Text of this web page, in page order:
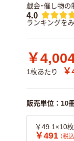
戯会・催し物の
4.0
ランキングを
￥
1枚あたり
販売単位：10冊
￥49.1×10枚
￥491 （税込